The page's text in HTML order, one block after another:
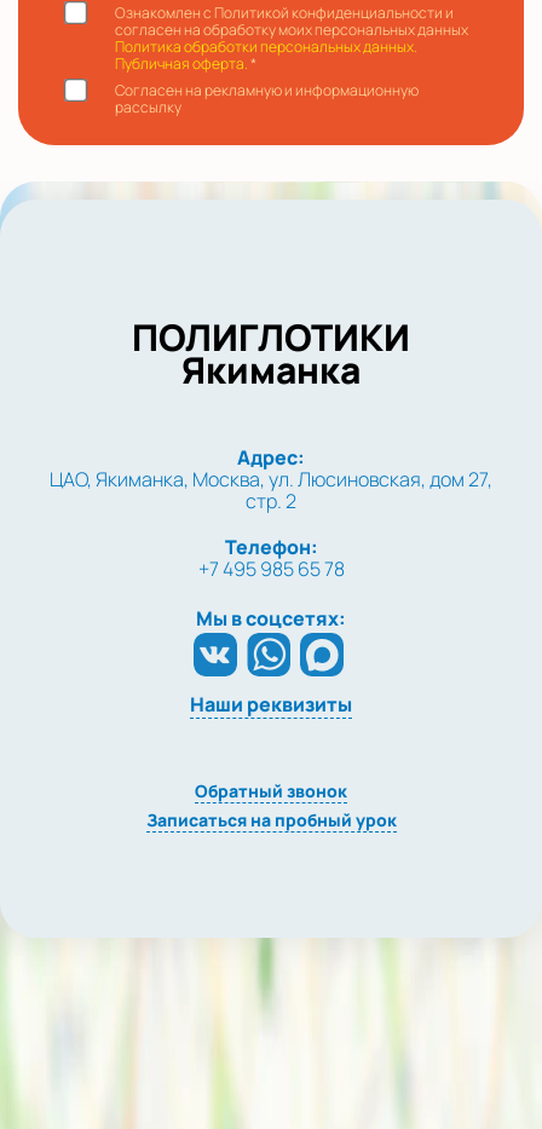
Ознакомлен с Политикой конфиденциальности и
согласен на обработку моих персональных данных
Политика обработки персональных данных.
Публичная оферта.*
Согласен на рекламную и информационную
рассылку
ПОЛИГЛОТИКИ
Якиманка
Адрес:
ЦАО, Якиманка, Москва, ул. Люсиновская, дом 27,
стр. 2
Телефон:
+7 495 985 65 78
Мы в соцсетях:
Наши реквизиты
Обратный звонок
Записаться на пробный урок